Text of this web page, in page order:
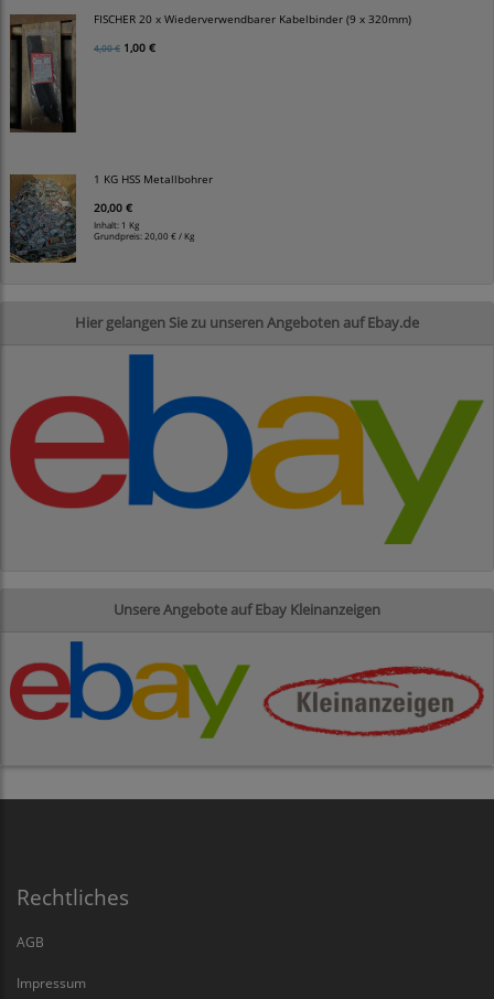
FISCHER 20 x Wiederverwendbarer Kabelbinder (9 x 320mm)
4,00 € 1,00 €
1 KG HSS Metallbohrer
20,00 €
Inhalt: 1 Kg
Grundpreis:20,00 € / Kg
Hier gelangen Sie zu unseren Angeboten auf Ebay.de
Unsere Angebote auf Ebay Kleinanzeigen
Rechtliches
AGB
Impressum